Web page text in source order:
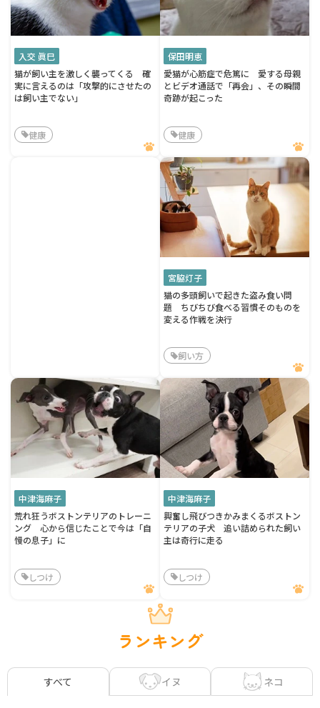
入交 眞巳
猫が飼い主を激しく襲ってくる 確
実に言えるのは「攻撃的にさせたの
は飼い主でない」
健康
保田明恵
愛猫が心筋症で危篤に 愛する母親
とビデオ通話で「再会」、その瞬間
奇跡が起こった
健康
宮脇灯子
猫の多頭飼いで起きた盗み食い問
題 ちびちび食べる習慣そのものを
変える作戦を決行
飼い方
中津海麻子
荒れ狂うボストンテリアのトレーニ
ング 心から信じたことで今は「自
慢の息子」に
しつけ
中津海麻子
興奮し飛びつきかみまくるボストン
テリアの子犬 追い詰められた飼い
主は奇行に走る
しつけ
ランキング
すべて イヌ ネコ